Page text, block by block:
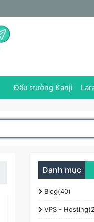
Đấu trường Kanji
Danh mục
Blog(40)
VPS -